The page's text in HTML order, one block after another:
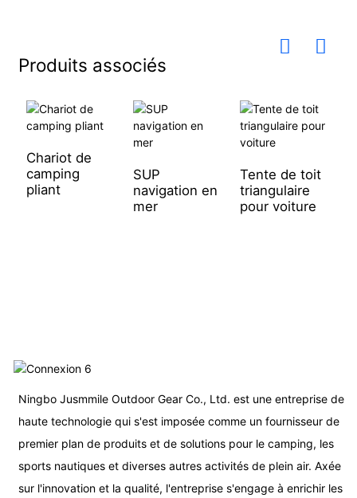
Produits associés
Chariot de
camping
pliant
SUP
navigation en
mer
Tente de toit
triangulaire
pour voiture
Ningbo Jusmmile Outdoor Gear Co., Ltd. est une entreprise de
haute technologie qui s'est imposée comme un fournisseur de
premier plan de produits et de solutions pour le camping, les
sports nautiques et diverses autres activités de plein air. Axée
sur l'innovation et la qualité, l'entreprise s'engage à enrichir les